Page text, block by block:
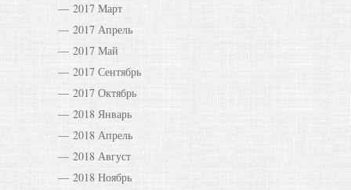
2017 Март
2017 Апрель
2017 Май
2017 Сентябрь
2017 Октябрь
2018 Январь
2018 Апрель
2018 Август
2018 Ноябрь